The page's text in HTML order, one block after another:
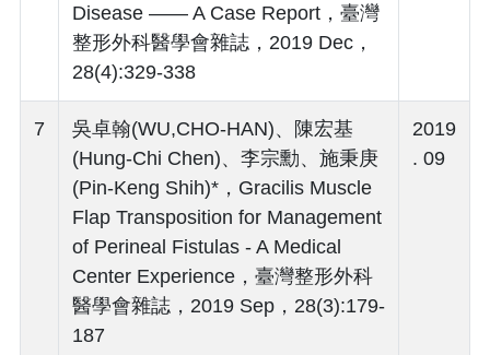
Disease ―― A Case Report，臺灣
整形外科醫學會雜誌，2019 Dec，
28(4):329-338
7
吳卓翰(WU,CHO-HAN)、陳宏基
(Hung-Chi Chen)、李宗勳、施秉庚
(Pin-Keng Shih)*，Gracilis Muscle
Flap Transposition for Management
of Perineal Fistulas - A Medical
Center Experience，臺灣整形外科
醫學會雜誌，2019 Sep，28(3):179-
187
2019
. 09